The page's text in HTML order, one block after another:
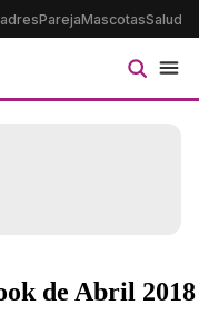
ParejaMascotasSalud
de Abril 2018